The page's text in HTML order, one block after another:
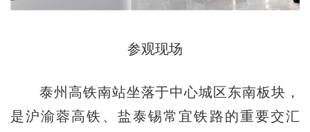
参观现场
泰州高铁南站坐落于中心城区东南板块，
是沪渝蓉高铁、盐泰锡常宜铁路的重要交汇